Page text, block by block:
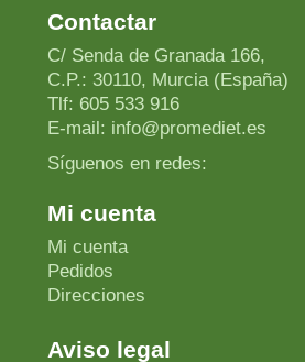
Contactar
C/ Senda de Granada 166,
C.P.: 30110, Murcia (España)
Tlf: 605 533 916
E-mail: info@promediet.es
Síguenos en redes:
Mi cuenta
Mi cuenta
Pedidos
Direcciones
Aviso legal